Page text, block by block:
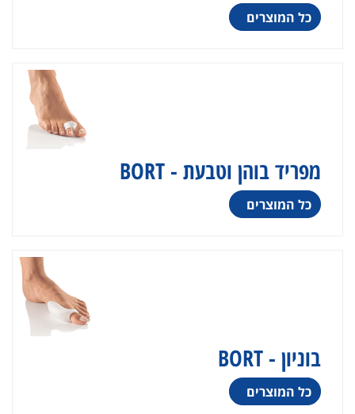
כל המוצרים
מפריד בוהן וטבעת - BORT
כל המוצרים
בוניון - BORT
כל המוצרים